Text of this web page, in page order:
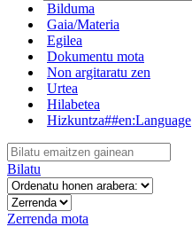
Bilduma
Gaia/Materia
Egilea
Dokumentu mota
Non argitaratu zen
Urtea
Hilabetea
Hizkuntza##en:Language
Bilatu
Zerrenda mota